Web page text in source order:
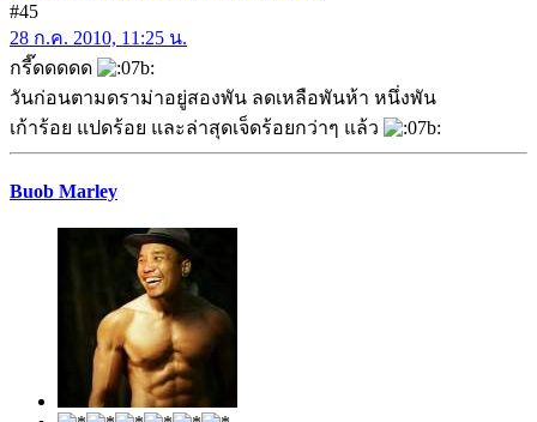
#45
28 ก.ค. 2010, 11:25 น.
กรี๊ดดดดด
วันก่อนตามดราม่าอยู่สองพัน ลดเหลือพันห้า หนึ่งพัน
เก้าร้อย แปดร้อย และล่าสุดเจ็ดร้อยกว่าๆ แล้ว
Buob Marley